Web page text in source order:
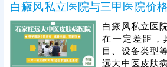
白癜风私立医院与三甲医院价
白癜风私立医
在一定差距，
目、设备类型
远大中医皮肤